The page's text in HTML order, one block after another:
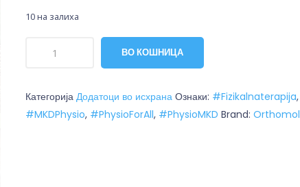
10 на залиха
ВО КОШНИЦА
КатегоријаДодатоци во исхрана Ознаки: #Fizikalnaterapija,
#MKDPhysio, #PhysioForAll, #PhysioMKD Brand:Orthomol